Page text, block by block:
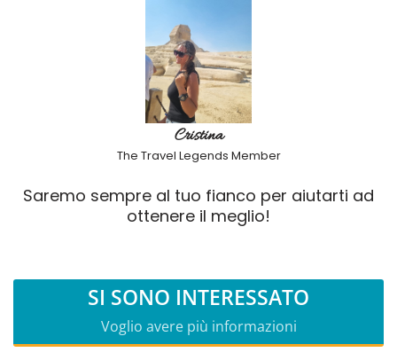
Cristina
The Travel Legends Member
Saremo sempre al tuo fianco per aiutarti ad
ottenere il meglio!
SI SONO INTERESSATO
Voglio avere più informazioni